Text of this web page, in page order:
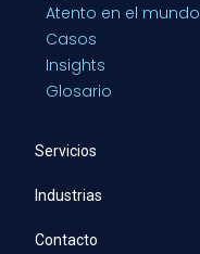
Atento en el mundo
Casos
Insights
Glosario
Servicios
Industrias
Contacto